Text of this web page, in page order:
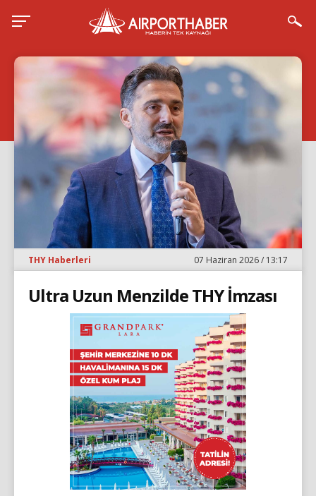
THY Haberleri 07 Haziran 2026 / 13:17
Ultra Uzun Menzilde THY İmzası